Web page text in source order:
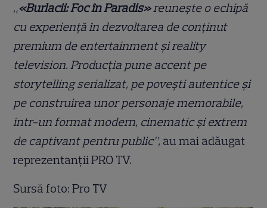
„«Burlacii: Foc în Paradis»reunește o echipă
cu experiență în dezvoltarea de conținut
premium de entertainment și reality
television. Producția pune accent pe
storytelling serializat, pe povești autentice și
pe construirea unor personaje memorabile,
într-un format modern, cinematic și extrem
de captivant pentru public”, au mai adăugat
reprezentanții PRO TV.
Sursă foto: Pro TV